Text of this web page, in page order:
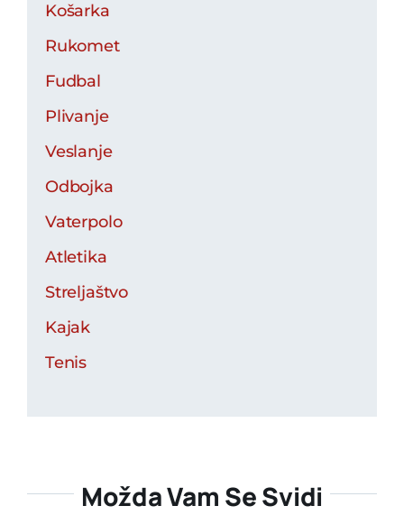
Košarka
Rukomet
Fudbal
Plivanje
Veslanje
Odbojka
Vaterpolo
Atletika
Streljaštvo
Kajak
Tenis
Možda Vam Se Svidi